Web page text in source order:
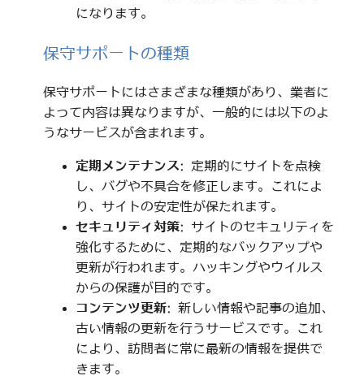
になります。
保守サポートの種類
保守サポートにはさまざまな種類があり、業者に
よって内容は異なりますが、一般的には以下のよ
うなサービスが含まれます。
定期メンテナンス: 定期的にサイトを点検
し、バグや不具合を修正します。これによ
り、サイトの安定性が保たれます。
セキュリティ対策: サイトのセキュリティを
強化するために、定期的なバックアップや
更新が行われます。ハッキングやウイルス
からの保護が目的です。
コンテンツ更新: 新しい情報や記事の追加、
古い情報の更新を行うサービスです。これ
により、訪問者に常に最新の情報を提供で
きます。